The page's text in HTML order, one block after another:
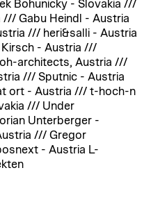
Bohunicky - Slovakia ///
Gabu Heindl - Austria
/// heri&salli - Austria
- Austria ///
architects, Austria ///
/// Sputnic - Austria
ort - Austria /// t-hoch-n
/// Under
Unterberger -
/// Gregor
- Austria L-